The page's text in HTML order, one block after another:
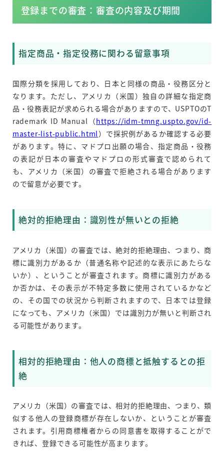
登録までの審査：審査の内容及び期間
指定商品・指定役務に関わる留意事項
国際分類を採用しており、日本と同様の商品・役務区分と
なります。ただし、アメリカ（米国）独自の詳細な指定商
品・役務表記が求められる場合がありますので、USPTOのT
rademark ID Manual（https://idm-tmng.uspto.gov/id-
master-list-public.html ）で採択例があるか確認する必要
があります。特に、マドプロ出願の場合、指定商品・役務
の表記が日本の審査やマドプロの形式審査で認められて
も、アメリカ（米国）の審査で拒絶される場合があります
ので留意が必要です。
絶対的拒絶理由：識別性が無いとの拒絶
アメリカ（米国）の審査では、絶対的拒絶理由、つまり、商
標に識別力があるか（普通名称や記述的な表示にあたらな
いか）、ということが審査されます。商標に識別力がある
か否かは、その表示が不特定多数に使用されているかなど
の、その国での状況から判断されますので、日本では登録
になっても、アメリカ（米国）では識別力が無いと判断され
る可能性があります。
相対的拒絶理由：他人の商標と抵触するとの拒
絶
アメリカ（米国）の審査では、相対的拒絶理由、つまり、類
似する他人の登録商標が存在しないか、ということが審査
されます。引用商標権者からの同意書を取得することがで
きれば、登録できる可能性が高まります。